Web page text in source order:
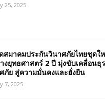
25, 2025
สมาคมประกันวินาศภัยไทยชุดใ
งยุทธศาสตร์ 2 ปี มุ่งขับเคลื่อนธุ
ภัย สู่ความมั่นคงและยั่งยืน
7, 2025